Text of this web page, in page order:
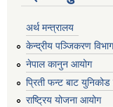
अर्थ मन्त्रालय
केन्द्रीय पञ्जिकरण विभाग
नेपाल कानुन आयोग
प्रिती फन्ट बाट युनिकोड
राष्ट्रिय योजना आयोग